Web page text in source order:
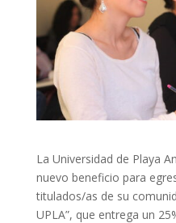
La Universidad de Playa
nuevo beneficio para
titulados/as de su
UPLA”, que entrega un